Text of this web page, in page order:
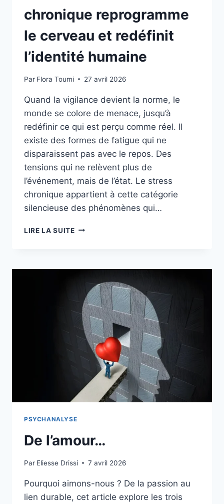
chronique reprogramme
le cerveau et redéfinit
l’identité humaine
Par Flora Toumi 27 avril 2026
Quand la vigilance devient la norme, le
monde se colore de menace, jusqu’à
redéfinir ce qui est perçu comme réel. Il
existe des formes de fatigue qui ne
disparaissent pas avec le repos. Des
tensions qui ne relèvent plus de
l’événement, mais de l’état. Le stress
chronique appartient à cette catégorie
silencieuse des phénomènes qui…
LIRE LA SUITE
PSYCHANALYSE
De l’amour…
Par Eliesse Drissi 7 avril 2026
Pourquoi aimons-nous ? De la passion au
lien durable, cet article explore les trois